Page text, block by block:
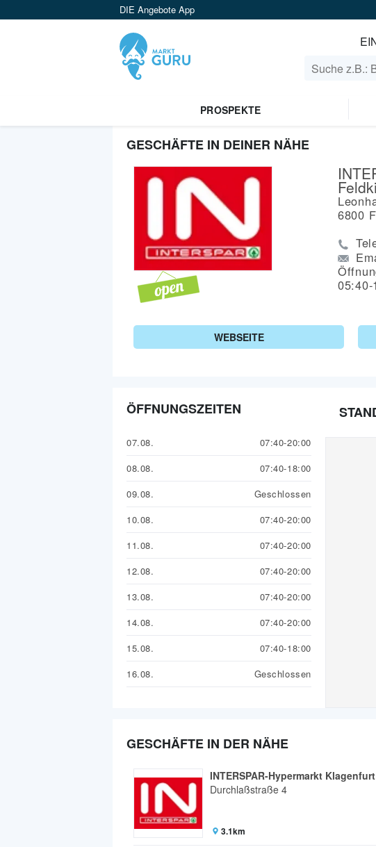
DIE Angebote App
PROSPEKTE
GESCHÄFTE IN DEINER NÄHE
6800
05:40-
WEBSEITE
ÖFFNUNGSZEITEN
07.08.
07:40-20:00
08.08.
07:40-18:00
09.08.
Geschlossen
10.08.
07:40-20:00
11.08.
07:40-20:00
12.08.
07:40-20:00
13.08.
07:40-20:00
14.08.
07:40-20:00
15.08.
07:40-18:00
16.08.
Geschlossen
GESCHÄFTE IN DER NÄHE
INTERSPAR-Hypermarkt Klagenfurt
Durchlaßstraße 4
3.1km